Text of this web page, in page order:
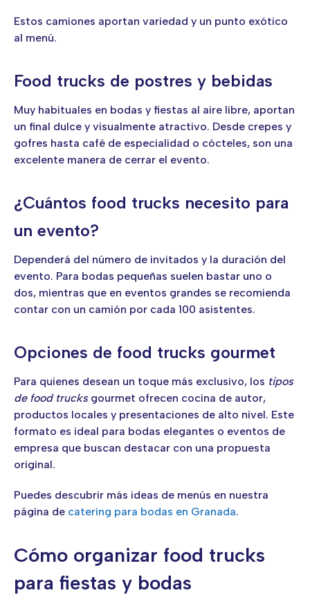
Estos camiones aportan variedad y un punto exótico
al menú.
Food trucks de postres y bebidas
Muy habituales en bodas y fiestas al aire libre, aportan
un final dulce y visualmente atractivo. Desde crepes y
gofres hasta café de especialidad o cócteles, son una
excelente manera de cerrar el evento.
¿Cuántos food trucks necesito para
un evento?
Dependerá del número de invitados y la duración del
evento. Para bodas pequeñas suelen bastar uno o
dos, mientras que en eventos grandes se recomienda
contar con un camión por cada 100 asistentes.
Opciones de food trucks gourmet
Para quienes desean un toque más exclusivo, los tipos
de food trucksgourmet ofrecen cocina de autor,
productos locales y presentaciones de alto nivel. Este
formato es ideal para bodas elegantes o eventos de
empresa que buscan destacar con una propuesta
original.
Puedes descubrir más ideas de menús en nuestra
página de catering para bodas en Granada.
Cómo organizar food trucks
para fiestas y bodas